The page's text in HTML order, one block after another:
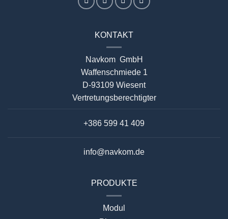
KONTAKT
Navkom GmbH
Waffenschmiede 1
D-93109 Wiesent
Vertretungsberechtigter
+386 599 41 409
info@navkom.de
PRODUKTE
Modul